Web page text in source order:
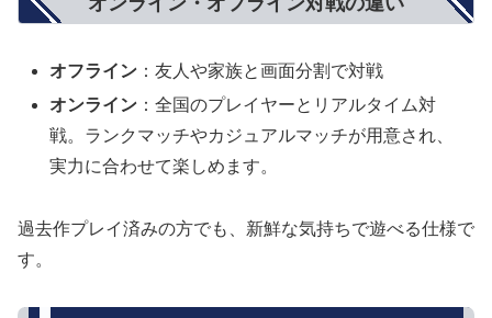
オフライン ：友人や家族と画面分割で対戦
オンライン ：全国のプレイヤーとリアルタイム対
戦。ランクマッチやカジュアルマッチが用意され、
実力に合わせて楽しめます。
過去作プレイ済みの方でも、新鮮な気持ちで遊べる仕様で
す。